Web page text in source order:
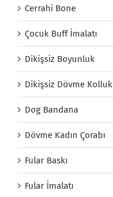
Cerrahi Bone
Çocuk Buff İmalatı
Dikişsiz Boyunluk
Dikişsiz Dövme Kolluk
Dog Bandana
Dövme Kadın Çorabı
Fular Baskı
Fular İmalatı